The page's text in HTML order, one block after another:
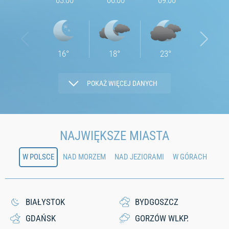
16°
2.89
0
18°
4.2
23°
4.22
0
POKAŻ WIĘCEJ DANYCH
NAJWIĘKSZE MIASTA
W POLSCE NAD MORZEM NAD JEZIORAMI W GÓRACH
BIAŁYSTOK
BYDGOSZCZ
GDAŃSK
GORZÓW